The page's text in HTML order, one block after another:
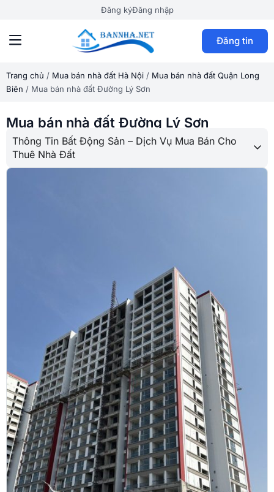
Đăng kýĐăng nhập
Đăng tin
Trang chủ / Mua bán nhà đất Hà Nội / Mua bán nhà đất Quận Long
Biên / Mua bán nhà đất Đường Lý Sơn
Mua bán nhà đất Đường Lý Sơn
Thông Tin Bất Động Sản – Dịch Vụ Mua Bán Cho
Thuê Nhà Đất